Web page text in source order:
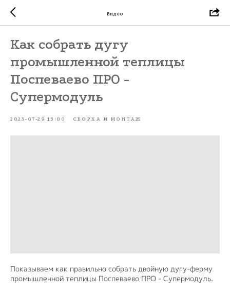
Видео
Как собрать дугу
промышленной теплицы
Поспеваево ПРО -
Супермодуль
2023-07-29 15:00 СБОРКА И МОНТАЖ
Показываем как правильно собрать двойную дугу-ферму
промышленной теплицы Поспеваево ПРО - Супермодуль.